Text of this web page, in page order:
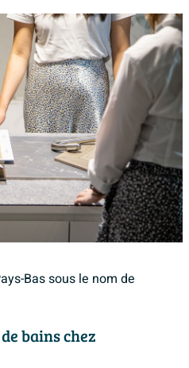
Bas sous le nom de
bains chez